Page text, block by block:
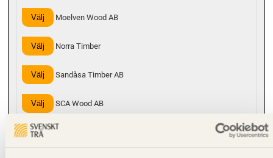
Välj Moelven Wood AB
Välj Norra Timber
Välj Sandåsa Timber AB
Välj SCA Wood AB
Välj Valbo Trä